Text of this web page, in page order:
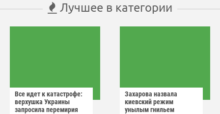
Лучшее в категории
Все идет к катастрофе:
верхушка Украины
запросила перемирия
Захарова назвала
киевский режим
унылым гнильем